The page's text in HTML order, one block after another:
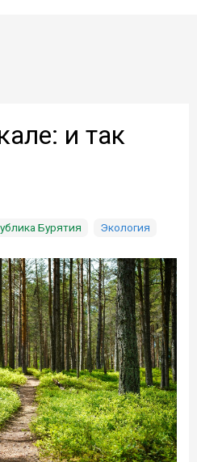
и так
Бурятия Экология